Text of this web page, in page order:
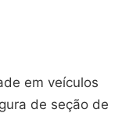
em veículos
de seção de